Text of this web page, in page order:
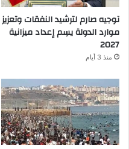
توجيه صارم لترشيد النفقات وتعزيز
موارد الدولة يسِم إعداد ميزانية
2027
منذ 3 أيام